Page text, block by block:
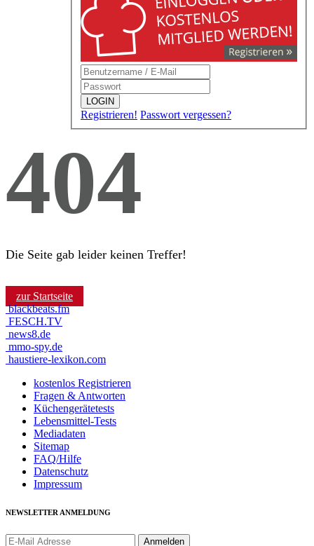
LOGIN
Registrieren! Passwort vergessen?
404
Die Seite gab leider keinen Treffer!
zur Startseite
blackbeats.fm
FESCH.TV
news8.de
mmo-spy.de
haustiere-lexikon.com
kostenlos Registrieren
Fragen & Antworten
Küchengerätetests
Lebensmittel-Tests
Mediadaten
Sitemap
FAQ/Hilfe
Datenschutz
Impressum
NEWSLETTER ANMELDUNG